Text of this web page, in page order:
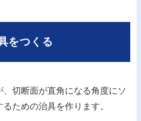
をつくる
切断面が直角になる角度にソ
ための治具を作ります。